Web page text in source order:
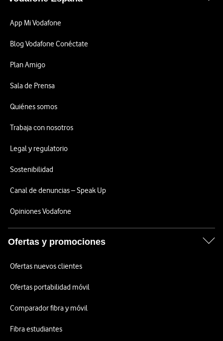
App Mi Vodafone
Blog Vodafone Conéctate
Plan Amigo
Sala de Prensa
Quiénes somos
Trabaja con nosotros
Legal y regulatorio
Sostenibilidad
Canal de denuncias – Speak Up
Opiniones Vodafone
Ofertas y promociones
Ofertas nuevos clientes
Ofertas portabilidad móvil
Comparador fibra y móvil
Fibra estudiantes